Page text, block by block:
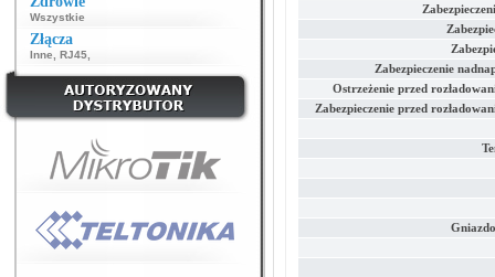
Wszystkie
Złącza
Inne RJ45
Zabezpieczenie
Ostrzeżenie przed
Zabezpieczenie przed